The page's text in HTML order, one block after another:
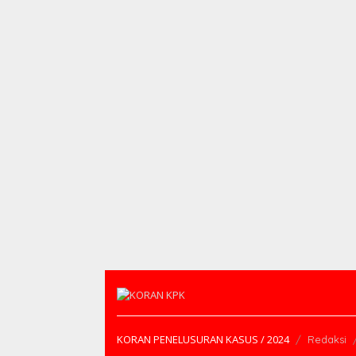
KORAN PENELUSURAN KASUS / 2024 Redaksi